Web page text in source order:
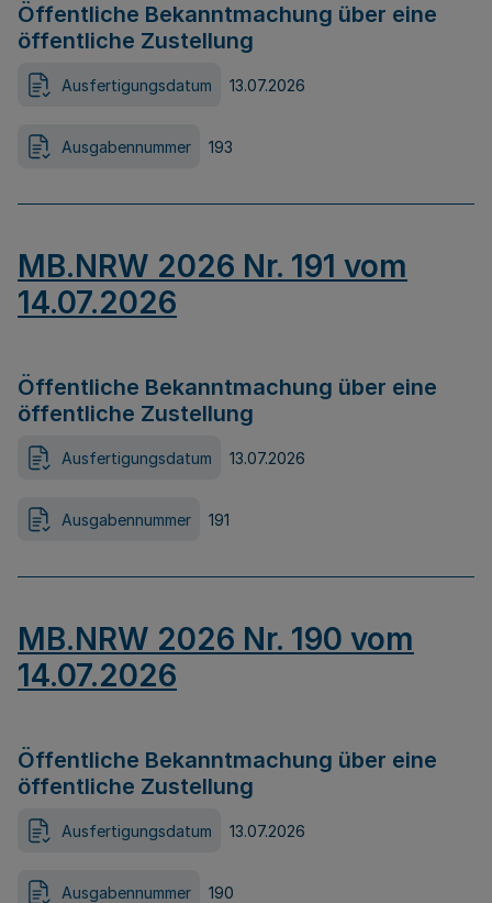
Öffentliche Bekanntmachung über eine
öffentliche Zustellung
Ausfertigungsdatum 13.07.2026
Ausgabennummer 193
MB.NRW 2026 Nr. 191 vom
14.07.2026
Öffentliche Bekanntmachung über eine
öffentliche Zustellung
Ausfertigungsdatum 13.07.2026
Ausgabennummer 191
MB.NRW 2026 Nr. 190 vom
14.07.2026
Öffentliche Bekanntmachung über eine
öffentliche Zustellung
Ausfertigungsdatum 13.07.2026
Ausgabennummer 190